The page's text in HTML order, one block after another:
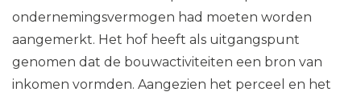
ondernemingsvermogen had moeten worden
aangemerkt. Het hof heeft als uitgangspunt
genomen dat de bouwactiviteiten een bron van
inkomen vormden. Aangezien het perceel en het